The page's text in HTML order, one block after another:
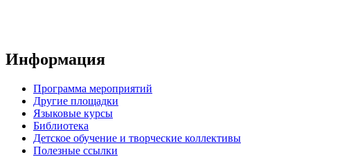
Информация
Программа мероприятий
Другие площадки
Языковые курсы
Библиотека
Детское обучение и творческие коллективы
Полезные ссылки